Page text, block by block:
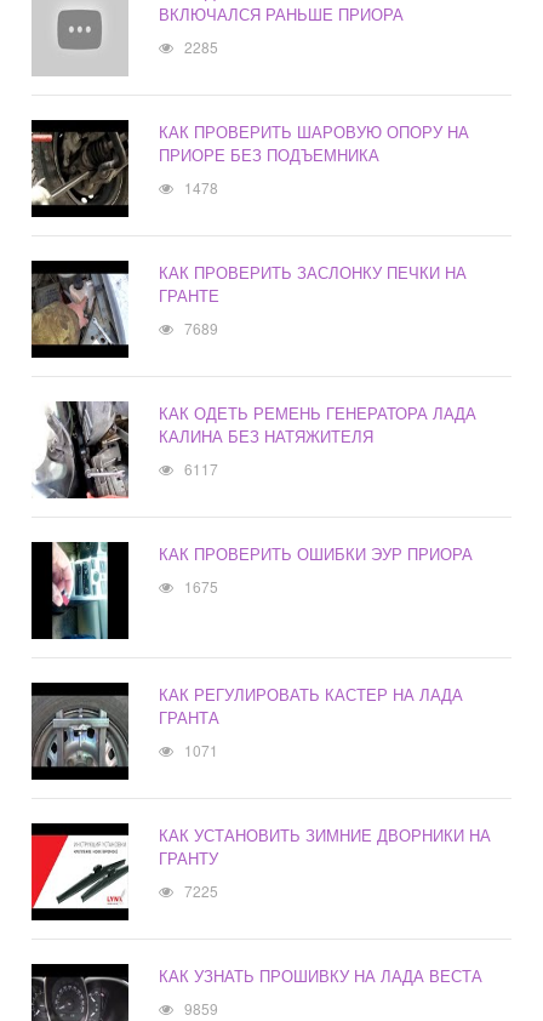
ВКЛЮЧАЛСЯ РАНЬШЕ ПРИОРА
2285
КАК ПРОВЕРИТЬ ШАРОВУЮ ОПОРУ НА
ПРИОРЕ БЕЗ ПОДЪЕМНИКА
1478
КАК ПРОВЕРИТЬ ЗАСЛОНКУ ПЕЧКИ НА
ГРАНТЕ
7689
КАК ОДЕТЬ РЕМЕНЬ ГЕНЕРАТОРА ЛАДА
КАЛИНА БЕЗ НАТЯЖИТЕЛЯ
6117
КАК ПРОВЕРИТЬ ОШИБКИ ЭУР ПРИОРА
1675
КАК РЕГУЛИРОВАТЬ КАСТЕР НА ЛАДА
ГРАНТА
1071
КАК УСТАНОВИТЬ ЗИМНИЕ ДВОРНИКИ НА
ГРАНТУ
7225
КАК УЗНАТЬ ПРОШИВКУ НА ЛАДА ВЕСТА
9859